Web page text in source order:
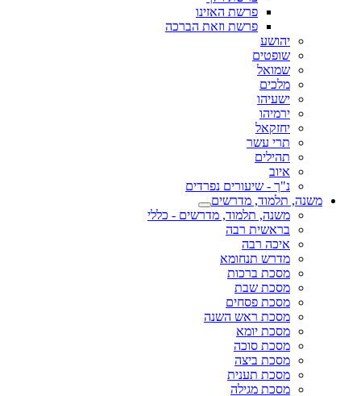
פרשת האזינו
פרשת וזאת הברכה
יהושע
שופטים
שמואל
מלכים
ישעיהו
ירמיהו
יחזקאל
תרי עשר
תהילים
איוב
נ"ך - שיעורים נפרדים
משנה, תלמוד, מדרשים
משנה, תלמוד, מדרשים - כללי
בראשית רבה
איכה רבה
מדרש תנחומא
מסכת ברכות
מסכת שבת
מסכת פסחים
מסכת ראש השנה
מסכת יומא
מסכת סוכה
מסכת ביצה
מסכת תענית
מסכת מגילה